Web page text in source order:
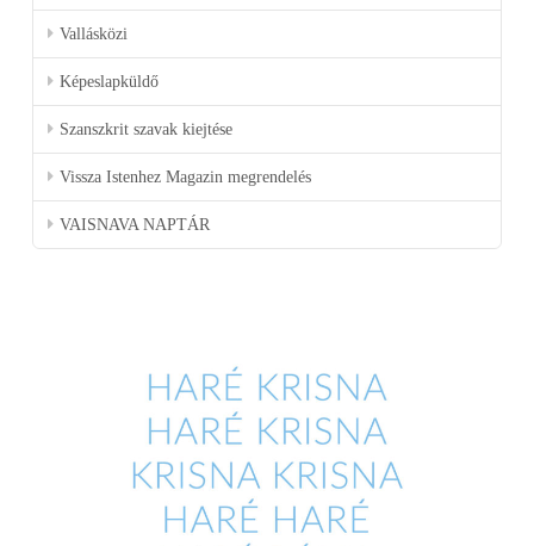
Vallásközi
Képeslapküldő
Szanszkrit szavak kiejtése
Vissza Istenhez Magazin megrendelés
VAISNAVA NAPTÁR